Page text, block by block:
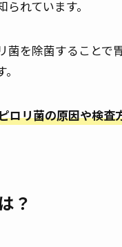
れています。
菌を除菌することで
ロリ菌の原因や検査
？